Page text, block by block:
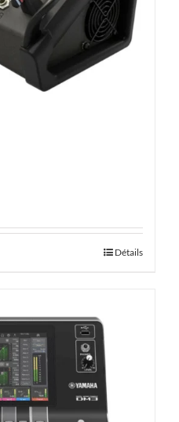
Détails